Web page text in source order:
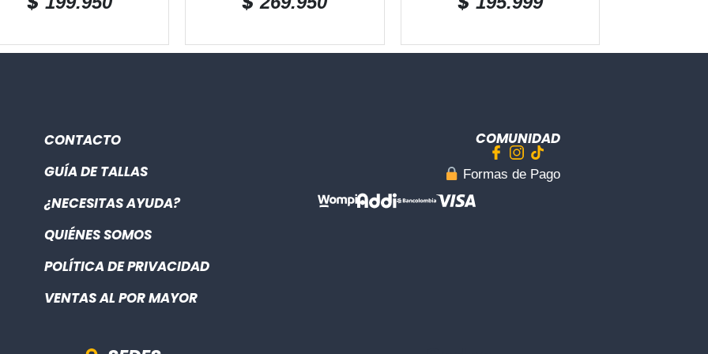
CONTACTO
GUÍA DE TALLAS
¿NECESITAS AYUDA?
QUIÉNES SOMOS
POLÍTICA DE PRIVACIDAD
VENTAS AL POR MAYOR
COMUNIDAD
︎ Formas de Pago